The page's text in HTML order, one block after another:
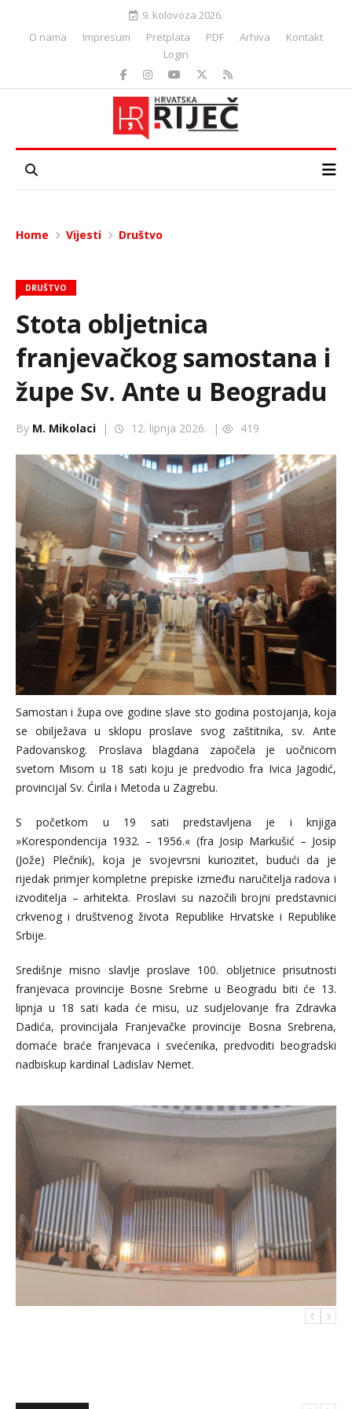
9. kolovoza 2026.
O nama
Impresum Pretplata PDF Arhiva
Kontakt
Login
Home Vijesti Društvo
DRUŠTVO
Stota obljetnica
franjevačkog samostana i
župe Sv. Ante u Beogradu
By M. Mikolaci | 12. lipnja 2026. | 419
Samostan i župa ove godine slave sto godina postojanja, koja
se obilježava u sklopu proslave svog zaštitnika, sv. Ante
Padovanskog. Proslava blagdana započela je uočnicom
svetom Misom u 18 sati koju je predvodio fra Ivica Jagodić,
provincijal Sv. Ćirila i Metoda u Zagrebu.
S početkom u 19 sati predstavljena je i knjiga
»Korespondencija 1932. – 1956.« (fra Josip Markušić – Josip
(Jože) Plečnik), koja je svojevrsni kuriozitet, budući da je
rijedak primjer kompletne prepiske između naručitelja radova i
izvoditelja – arhitekta. Proslavi su nazočili brojni predstavnici
crkvenog i društvenog života Republike Hrvatske i Republike
Srbije.
Središnje misno slavlje proslave 100. obljetnice prisutnosti
franjevaca provincije Bosne Srebrne u Beogradu biti će 13.
lipnja u 18 sati kada će misu, uz sudjelovanje fra Zdravka
Dadića, provincijala Franjevačke provincije Bosna Srebrena,
domaće braće franjevaca i svećenika, predvoditi beogradski
nadbiskup kardinal Ladislav Nemet.